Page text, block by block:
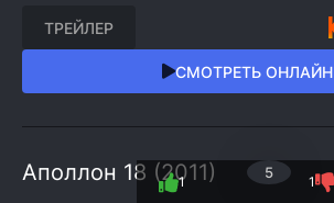
СМОТРЕТЬ ОНЛАЙН
ТРЕЙЛЕР
Аполлон 18 (2011) 5
1 1